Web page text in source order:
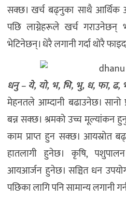
सक्छ। खर्च बढ्नुका साथै आर्थिक
पछि लाग्नेहरूले खर्च
भेटिनेछन्। धेरै लगानी गर्दा थोरै
धनु – ये, यो, भ, भि, भु, ध, फा,
मेहनतले आम्दानी बढाउनेछ। सानो
बन्न सक्छ। श्रमको उच्च मूल्यांकन
काम प्राप्त हुन सक्छ। आयस्रोत
हातलागी हुनेछ। कृषि,
आयआर्जन हुनेछ। सञ्चित धन
पछिका लागि पनि सामान्य लगानी